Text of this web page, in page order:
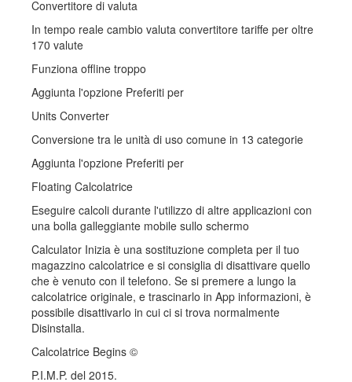
Convertitore di valuta
In tempo reale cambio valuta convertitore tariffe per oltre
170 valute
Funziona offline troppo
Aggiunta l'opzione Preferiti per
Units Converter
Conversione tra le unità di uso comune in 13 categorie
Aggiunta l'opzione Preferiti per
Floating Calcolatrice
Eseguire calcoli durante l'utilizzo di altre applicazioni con
una bolla galleggiante mobile sullo schermo
Calculator Inizia è una sostituzione completa per il tuo
magazzino calcolatrice e si consiglia di disattivare quello
che è venuto con il telefono. Se si premere a lungo la
calcolatrice originale, e trascinarlo in App informazioni, è
possibile disattivarlo in cui ci si trova normalmente
Disinstalla.
Calcolatrice Begins ©
P.I.M.P. del 2015.